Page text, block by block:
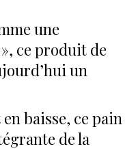
une
ce produit de
un
baisse, ce pain
de la